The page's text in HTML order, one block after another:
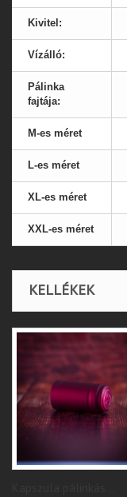
Kivitel:
Vízálló:
Pálinka
fajtája:
M-es méret
L-es méret
XL-es méret
XXL-es méret
KELLÉKEK